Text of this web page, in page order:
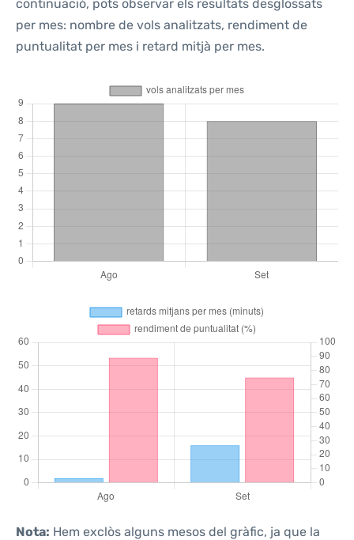
continuació, pots observar els resultats desglossats
per mes: nombre de vols analitzats, rendiment de
puntualitat per mes i retard mitjà per mes.
Nota: Hem exclòs alguns mesos del gràfic, ja que la